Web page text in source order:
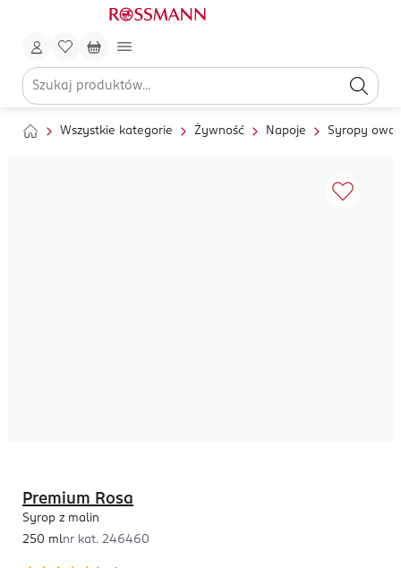
Wszystkie kategorie Żywność Napoje Syropy
Premium Rosa
Syrop z malin
250 mlnr kat. 246460